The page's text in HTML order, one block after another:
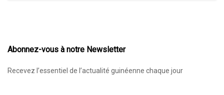
Abonnez-vous à notre Newsletter
Recevez l’essentiel de l’actualité guinéenne chaque jour